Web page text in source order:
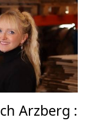
Arzberg :